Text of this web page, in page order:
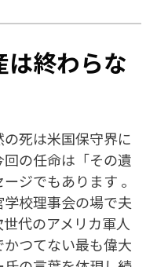
は終わらな
死は米国保守界に
の任命は「その遺
ジでもあります 。
校理事会の場で夫
代のアメリカ軍人
つてない最も偉大